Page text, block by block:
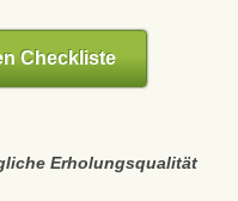
Checkliste
Erholungsqualität